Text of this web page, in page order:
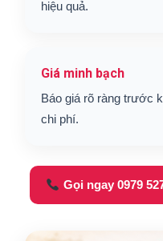
hiệu quả.
Giá minh bạch
Báo giá rõ ràng trước
chi phí.
Gọi ngay 0979